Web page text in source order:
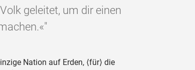
geleitet, um dir einen
Nation auf Erden, ⟨für⟩ die